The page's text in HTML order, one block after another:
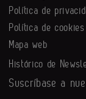
Política de
Política de cookies
Mapa web
Histórico de
Suscríbase a